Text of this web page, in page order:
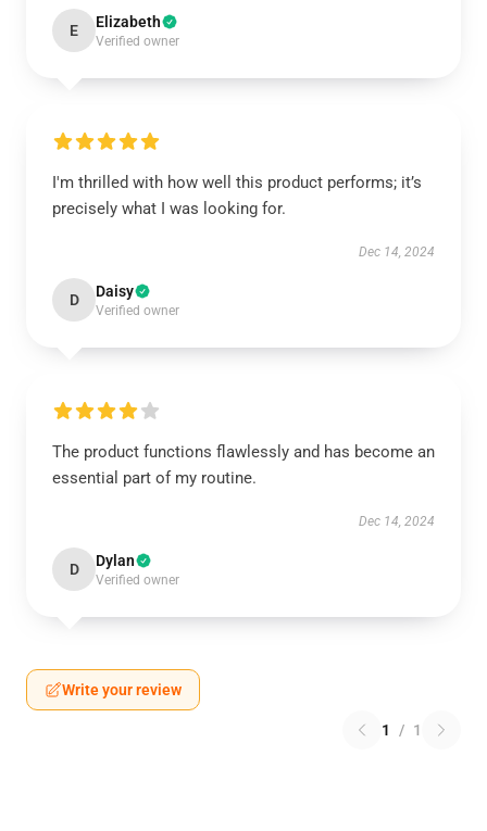
E Elizabeth
Verified owner
I'm thrilled with how well this product performs; it’s
precisely what I was looking for.
Dec 14, 2024
D Daisy
Verified owner
The product functions flawlessly and has become an
essential part of my routine.
Dec 14, 2024
D Dylan
Verified owner
Write your review
1 / 1